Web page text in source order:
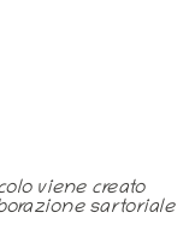
viene creato
sartoriale